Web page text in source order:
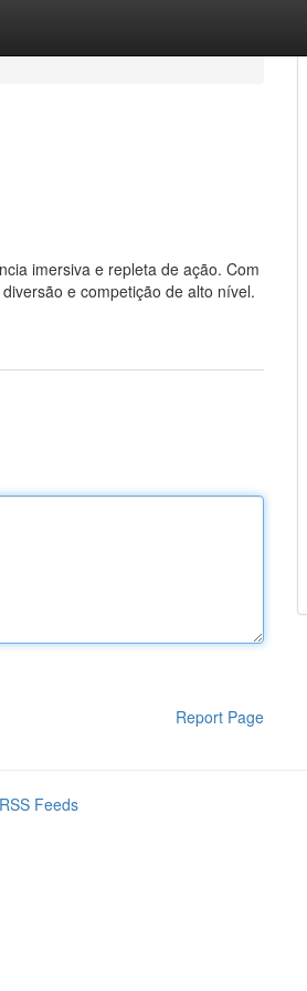
imersiva e repleta de ação. Com
e competição de alto nível.
Report Page
Feeds